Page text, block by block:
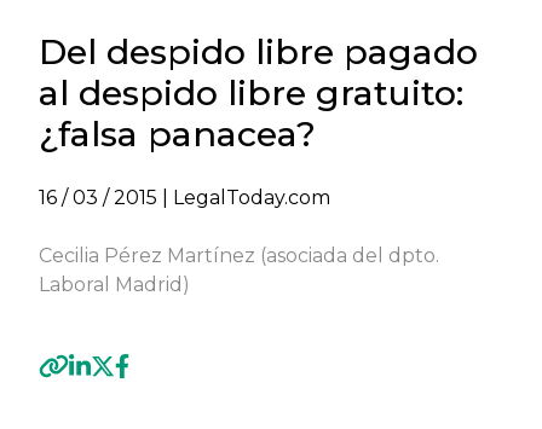
Del despido libre pagado
al despido libre gratuito:
¿falsa panacea?
16 / 03 / 2015 | LegalToday.com
Cecilia Pérez Martínez (asociada del dpto.
Laboral Madrid)